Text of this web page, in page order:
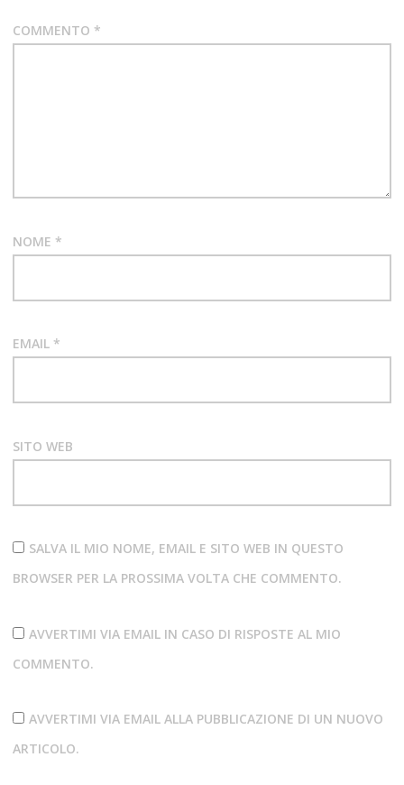
COMMENTO *
NOME *
EMAIL *
SITO WEB
SALVA IL MIO NOME, EMAIL E SITO WEB IN QUESTO
BROWSER PER LA PROSSIMA VOLTA CHE COMMENTO.
AVVERTIMI VIA EMAIL IN CASO DI RISPOSTE AL MIO
COMMENTO.
AVVERTIMI VIA EMAIL ALLA PUBBLICAZIONE DI UN NUOVO
ARTICOLO.